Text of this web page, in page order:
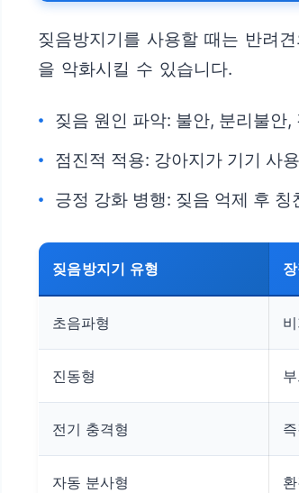
짖음방지기를 사용할 때는 반려
을 악화시킬 수 있습니다.
짖음 원인 파악: 불안, 분리불안
점진적 적용: 강아지가 기기 사
긍정 강화 병행: 짖음 억제 후
짖음방지기 유형
초음파형
진동형
전기 충격형
자동 분사형